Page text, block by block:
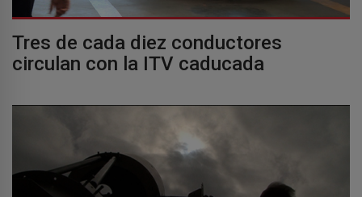
Tres de cada diez conductores
circulan con la ITV caducada